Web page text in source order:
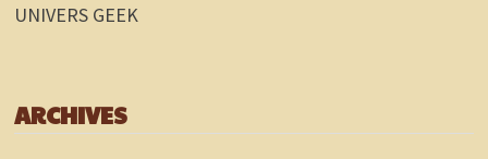
UNIVERS GEEK
ARCHIVES